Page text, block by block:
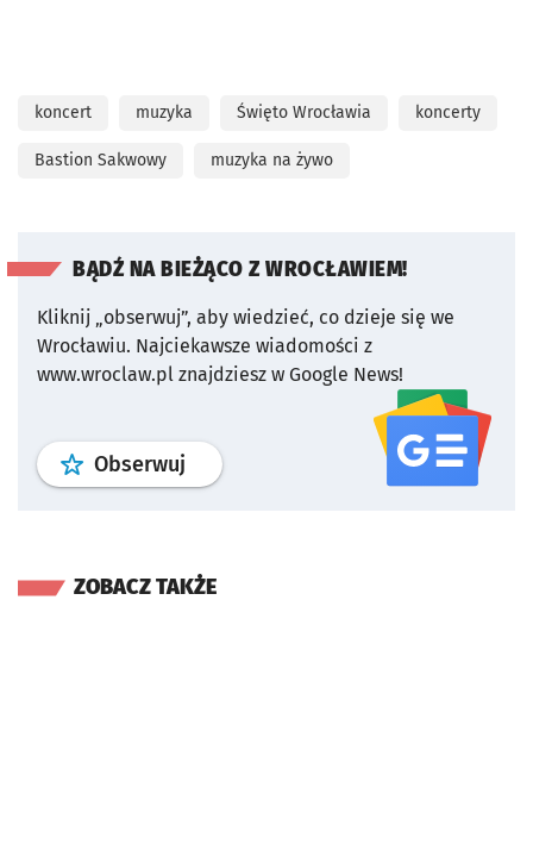
koncert muzyka Święto Wrocławia koncerty
Bastion Sakwowy muzyka na żywo
BĄDŹ NA BIEŻĄCO Z WROCŁAWIEM!
Kliknij „obserwuj”, aby wiedzieć, co dzieje się we
Wrocławiu. Najciekawsze wiadomości z
www.wroclaw.pl znajdziesz w Google News!
Obserwuj profil serwisu
ZOBACZ TAKŻE